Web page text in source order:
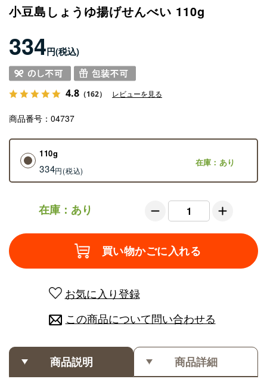
小豆島しょうゆ揚げせんべい 110g
334円
商品番号 04737
在庫：あり
110g
334円
在庫：あり
お気に入り登録
この商品について問い合わせる
4.8 （162） レビューを見る
商品説明 商品詳細